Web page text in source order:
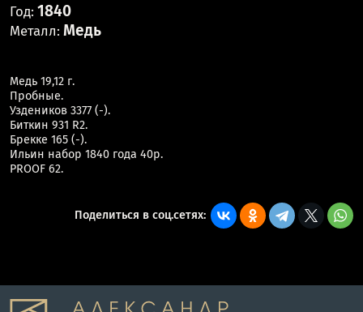
Год: 1840
Металл: Медь
Медь 19,12 г.
Пробные.
Уздеников 3377 (-).
Биткин 931 R2.
Брекке 165 (-).
Ильин набор 1840 года 40р.
PROOF 62.
Поделиться в соц.сетях: